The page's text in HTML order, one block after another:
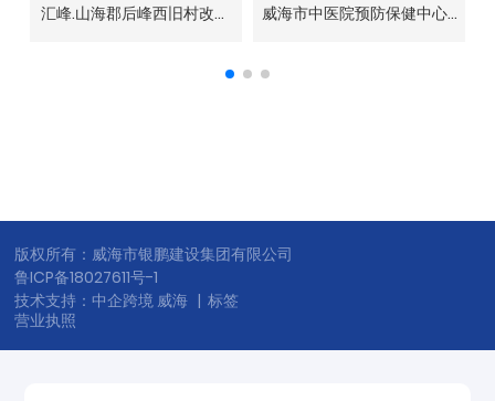
汇峰.山海郡后峰西旧村改造
威海市中医院预防保健中心-
版权所有：威海市银鹏建设集团有限公司
鲁ICP备18027611号-1
技术支持：中企跨境 威海 |标签
营业执照